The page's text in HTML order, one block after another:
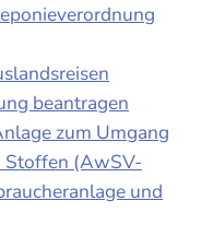
beantragen
zum Umgang
Stoffen (AwSV-
und